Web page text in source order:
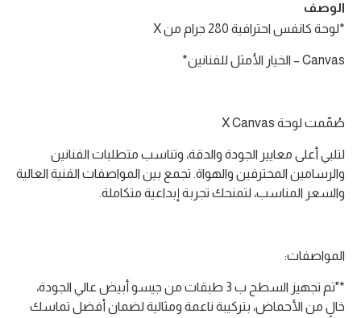
الوصف
*لوحة كانفس احترافية 280 جرام من X
Canvas – الخيار الأمثل للفنانين*
صُمّمت لوحة X Canvas
لتلبي أعلى معايير الجودة والدقة، وتناسب متطلبات الفنانين
والرسامين المحترفين والهواة. تجمع بين المواصفات الفنية العالية
والسعر المناسب، لتمنحك تجربة إبداعية متكاملة.
المواصفات:
*"تم تجهيز السطح ب 3 طبقات من جيسو أبيض عالي الجودة،
خالٍ من الأحماض، بتركيبة ناعمة ومثالية لضمان أفضل تماسك